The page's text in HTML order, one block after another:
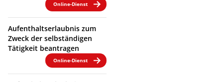
Online-Dienst
Aufenthaltserlaubnis zum
Zweck der selbständigen
Tätigkeit beantragen
Online-Dienst